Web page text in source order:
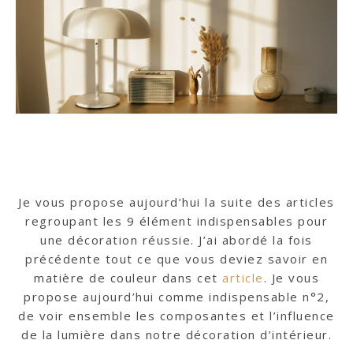
Je vous propose aujourd’hui la suite des articles
regroupant les 9 élément indispensables pour
une décoration réussie. J’ai abordé la fois
précédente tout ce que vous deviez savoir en
matière de couleur dans cet article. Je vous
propose aujourd’hui comme indispensable n°2,
de voir ensemble les composantes et l’influence
de la lumière dans notre décoration d’intérieur.